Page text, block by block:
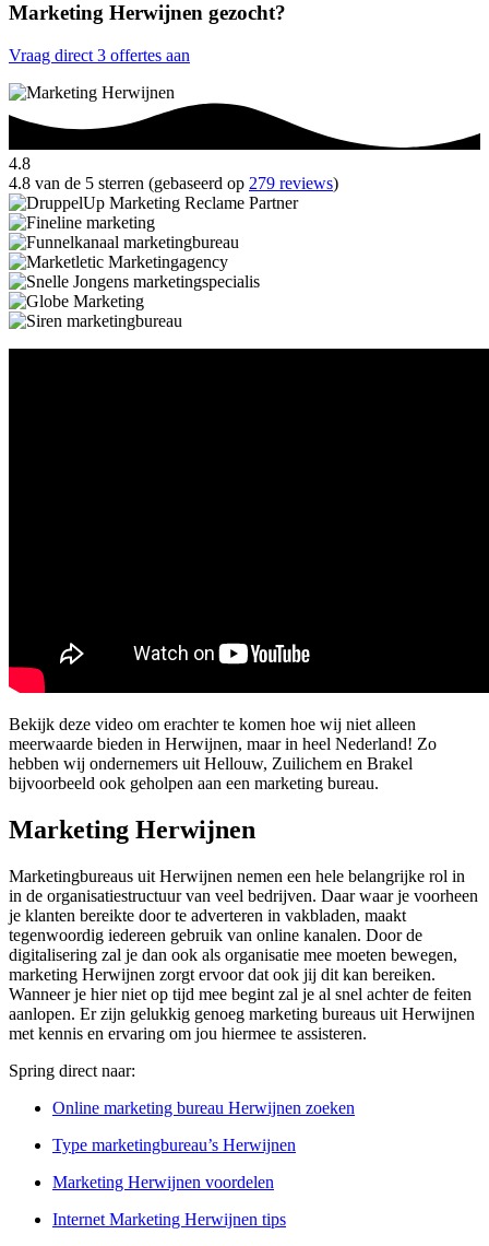
Marketing Herwijnen gezocht?
Vraag direct 3 offertes aan
4.8
4.8 van de 5 sterren (gebaseerd op 279 reviews)
Bekijk deze video om erachter te komen hoe wij niet alleen
meerwaarde bieden in Herwijnen, maar in heel Nederland! Zo
hebben wij ondernemers uit Hellouw, Zuilichem en Brakel
bijvoorbeeld ook geholpen aan een marketing bureau.
Marketing Herwijnen
Marketingbureaus uit Herwijnen nemen een hele belangrijke rol in
in de organisatiestructuur van veel bedrijven. Daar waar je voorheen
je klanten bereikte door te adverteren in vakbladen, maakt
tegenwoordig iedereen gebruik van online kanalen. Door de
digitalisering zal je dan ook als organisatie mee moeten bewegen,
marketing Herwijnen zorgt ervoor dat ook jij dit kan bereiken.
Wanneer je hier niet op tijd mee begint zal je al snel achter de feiten
aanlopen. Er zijn gelukkig genoeg marketing bureaus uit Herwijnen
met kennis en ervaring om jou hiermee te assisteren.
Spring direct naar:
Online marketing bureau Herwijnen zoeken
Type marketingbureau’s Herwijnen
Marketing Herwijnen voordelen
Internet Marketing Herwijnen tips